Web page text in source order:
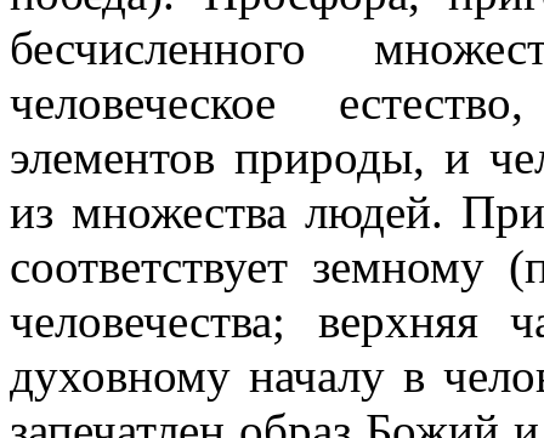
бесчисленного
человеческое
элементов природы, и
из множества людей.
соответствует земному
человечества; верхняя
духовному началу в